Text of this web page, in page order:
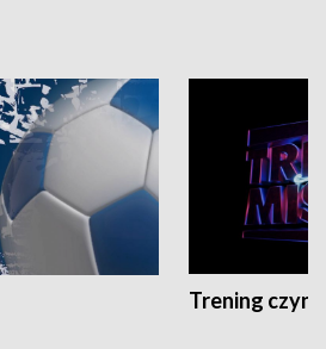
Trening czyni